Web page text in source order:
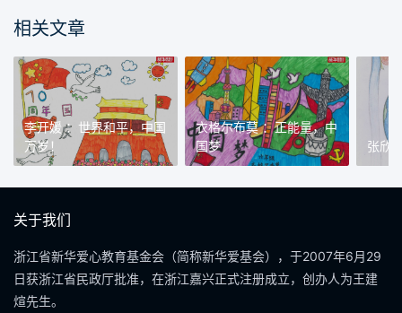
相关文章
李开媛 ：世界和平，中国
万岁！
衣格尔布莫 ：正能量，中
国梦
张欣
关于我们
浙江省新华爱心教育基金会（简称新华爱基会），于2007年6月29
日获浙江省民政厅批准，在浙江嘉兴正式注册成立，创办人为王建
煊先生。